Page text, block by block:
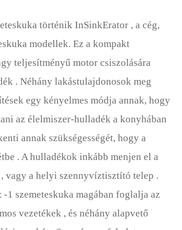
történik InSinkErator , a cég,
modellek. Ez a kompakt
teljesítményű motor csiszolására
. Néhány lakástulajdonosok meg
egy kényelmes módja annak, hogy
az élelmiszer-hulladék a konyhában
annak szükségességét, hogy a
. A hulladékok inkább menjen el a
vagy a helyi szennyvíztisztító telep .
-1 szemeteskuka magában foglalja az
vezetékek , és néhány alapvető